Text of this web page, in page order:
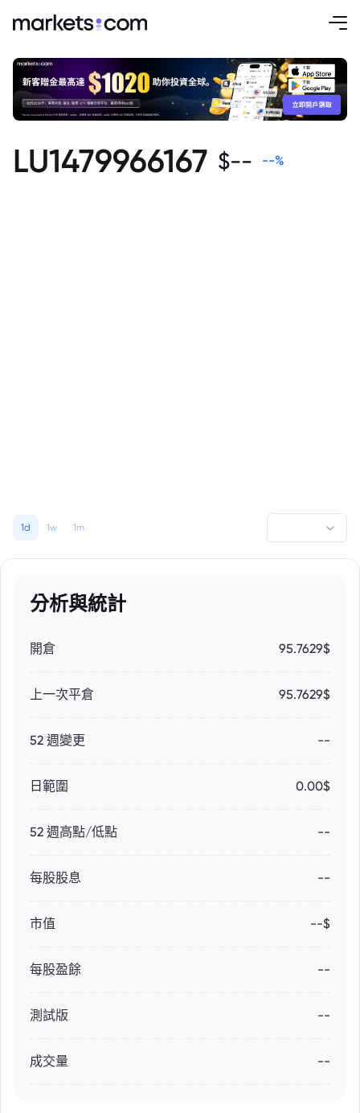
LU1479966167 $-- --%
1d 1w 1m
分析與統計
開倉 95.7629$
上一次平倉 95.7629$
52 週變更 --
日範圍 0.00$
52 週高點/低點 --
每股股息 --
市值 --$
每股盈餘 --
測試版 --
成交量 --